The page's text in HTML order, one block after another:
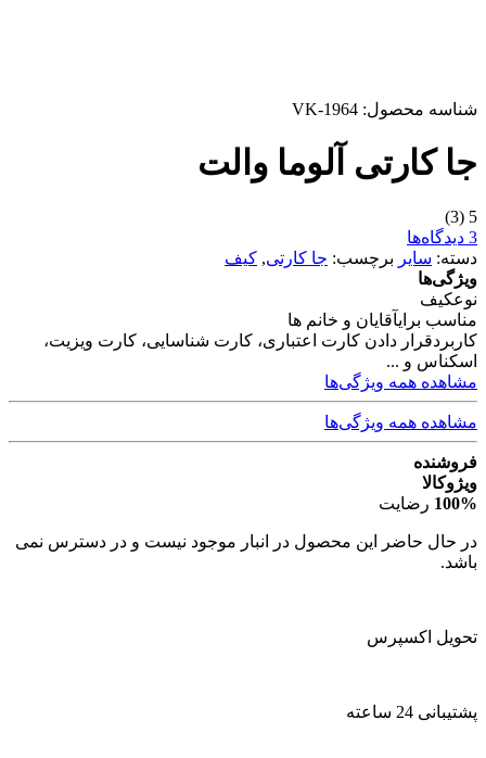
شناسه محصول: VK-1964
جا کارتی آلوما والت
5
(3)
3 دیدگاه‌ها
دسته: سایر برچسب: جا کارتی, کیف
ویژگی‌ها
نوعکیف
مناسب برایآقایان و خانم ها
کاربردقرار دادن کارت اعتباری، کارت شناسایی، کارت ویزیت،
اسکناس و ...
مشاهده همه ویژگی‌ها
مشاهده همه ویژگی‌ها
فروشنده
ویژوکالا
100% رضایت
در حال حاضر این محصول در انبار موجود نیست و در دسترس نمی
باشد.
تحویل اکسپرس
پشتیبانی 24 ساعته